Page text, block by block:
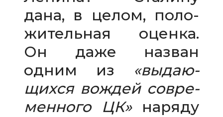
дана, в целом, поло­
жи­тель­ная оценка.
Он даже назван
одним из «выда­ю­
щихся вождей совре­
мен­ного ЦК»наряду